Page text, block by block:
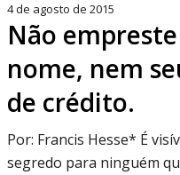
4 de agosto de 2015
Não
nome, nem
de crédito.
Por: Francis Hesse* É
segredo para ninguém